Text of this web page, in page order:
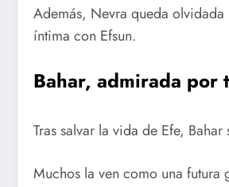
Además, Nevra queda olvidada
íntima con Efsun.
Bahar, admirada por
Tras salvar la vida de Efe,
Muchos la ven como una